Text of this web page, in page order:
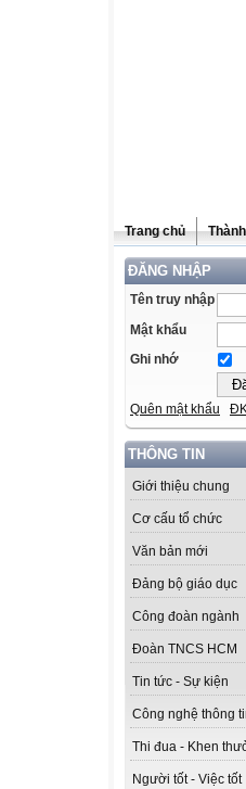
Trang chủ
ĐĂNG NHẬP
Tên truy nhập
Mật khẩu
Ghi nhớ
Quên mật khẩu
THÔNG TIN
Giới thiệu chung
Cơ cấu tổ chức
Văn bản mới
Đảng bộ giáo dục
Công đoàn ngành
Đoàn TNCS HCM
Tin tức - Sự kiện
Công nghệ thông
Thi đua - Khen
Người tốt - Việc tốt